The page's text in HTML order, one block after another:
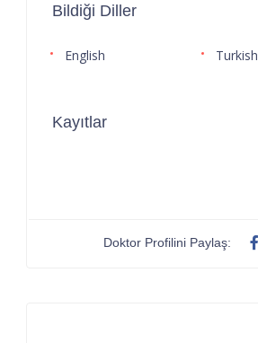
Bildiği Diller
English Turkish
Kayıtlar
Doktor Profilini Paylaş: